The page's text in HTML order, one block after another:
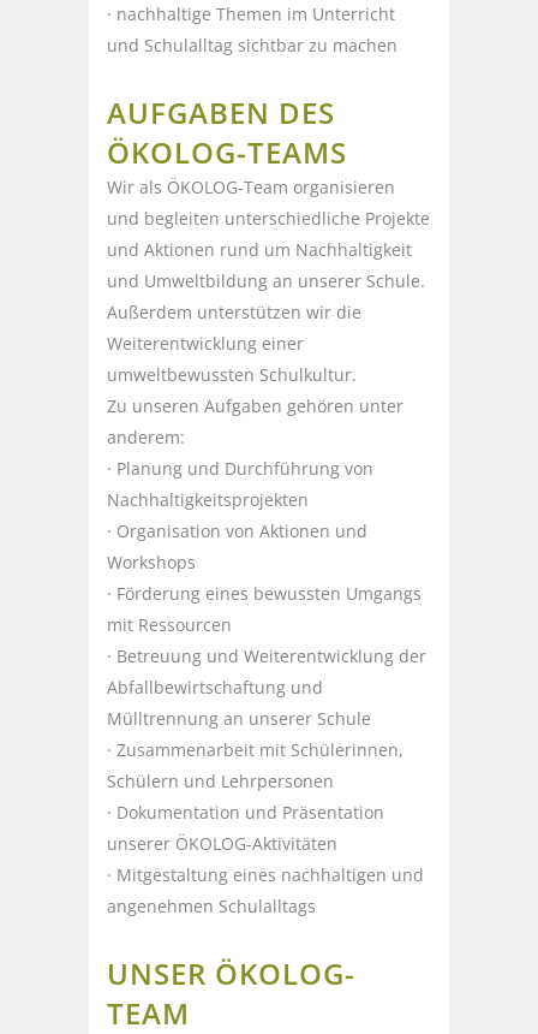
· nachhaltige Themen im Unterricht
und Schulalltag sichtbar zu machen
AUFGABEN DES
ÖKOLOG-TEAMS
Wir als ÖKOLOG-Team organisieren
und begleiten unterschiedliche Projekte
und Aktionen rund um Nachhaltigkeit
und Umweltbildung an unserer Schule.
Außerdem unterstützen wir die
Weiterentwicklung einer
umweltbewussten Schulkultur.
Zu unseren Aufgaben gehören unter
anderem:
· Planung und Durchführung von
Nachhaltigkeitsprojekten
· Organisation von Aktionen und
Workshops
· Förderung eines bewussten Umgangs
mit Ressourcen
· Betreuung und Weiterentwicklung der
Abfallbewirtschaftung und
Mülltrennung an unserer Schule
· Zusammenarbeit mit Schülerinnen,
Schülern und Lehrpersonen
· Dokumentation und Präsentation
unserer ÖKOLOG-Aktivitäten
· Mitgestaltung eines nachhaltigen und
angenehmen Schulalltags
UNSER ÖKOLOG-
TEAM